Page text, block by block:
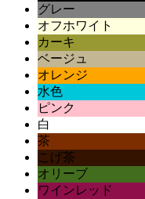
グレー
オフホワイト
カーキ
ベージュ
オレンジ
水色
ピンク
白
茶
こげ茶
オリーブ
ワインレッド